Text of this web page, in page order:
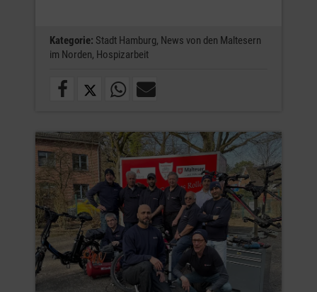
Kategorie: Stadt Hamburg, News von den Maltesern
im Norden, Hospizarbeit